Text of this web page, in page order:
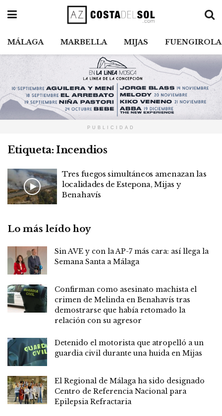
MÁLAGA MARBELLA MIJAS FUENGIROLA
PUBLICIDAD
Etiqueta: Incendios
Tres fuegos simultáneos amenazan las
localidades de Estepona, Mijas y
Benahavís
Lo más leído hoy
Sin AVE y con la AP-7 más cara: así llega la
Semana Santa a Málaga
Confirman como asesinato machista el
crimen de Melinda en Benahavís tras
demostrarse que había retomado la
relación con su agresor
Detenido el motorista que atropelló a un
guardia civil durante una huida en Mijas
El Regional de Málaga ha sido designado
Centro de Referencia Nacional para
Epilepsia Refractaria